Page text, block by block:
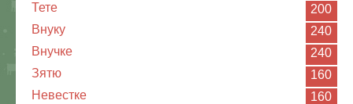
Тете
200
Внуку
240
Внучке
240
Зятю
160
Невестке
160